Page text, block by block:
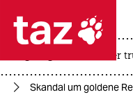
 taz
usa unter
Skandal um goldene